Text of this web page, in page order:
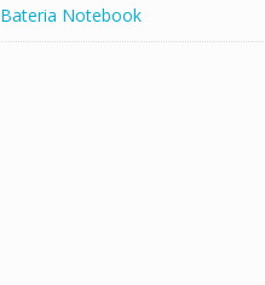
Bateria Notebook